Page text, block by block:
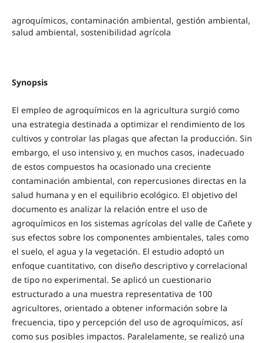
agroquímicos, contaminación ambiental, gestión ambiental,
salud ambiental, sostenibilidad agrícola
Synopsis
El empleo de agroquímicos en la agricultura surgió como
una estrategia destinada a optimizar el rendimiento de los
cultivos y controlar las plagas que afectan la producción. Sin
embargo, el uso intensivo y, en muchos casos, inadecuado
de estos compuestos ha ocasionado una creciente
contaminación ambiental, con repercusiones directas en la
salud humana y en el equilibrio ecológico. El objetivo del
documento es analizar la relación entre el uso de
agroquímicos en los sistemas agrícolas del valle de Cañete y
sus efectos sobre los componentes ambientales, tales como
el suelo, el agua y la vegetación. El estudio adoptó un
enfoque cuantitativo, con diseño descriptivo y correlacional
de tipo no experimental. Se aplicó un cuestionario
estructurado a una muestra representativa de 100
agricultores, orientado a obtener información sobre la
frecuencia, tipo y percepción del uso de agroquímicos, así
como sus posibles impactos. Paralelamente, se realizó una